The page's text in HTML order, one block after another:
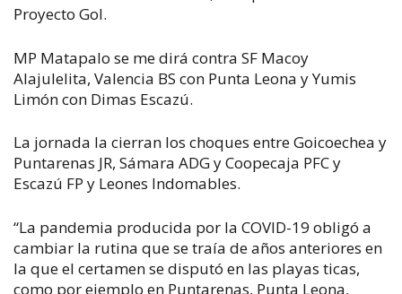
Proyecto Gol.
MP Matapalo se me dirá contra SF Macoy
Alajulelita, Valencia BS con Punta Leona y Yumis
Limón con Dimas Escazú.
La jornada la cierran los choques entre Goicoechea y
Puntarenas JR, Sámara ADG y Coopecaja PFC y
Escazú FP y Leones Indomables.
“La pandemia producida por la COVID-19 obligó a
cambiar la rutina que se traía de años anteriores en
la que el certamen se disputó en las playas ticas,
como por ejemplo en Puntarenas, Punta Leona,